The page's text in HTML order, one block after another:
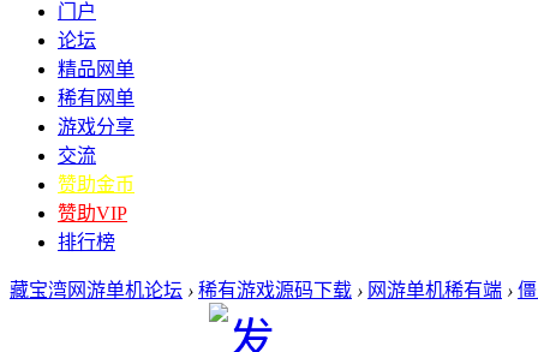
门户
论坛
精品网单
稀有网单
游戏分享
交流
赞助金币
赞助VIP
排行榜
藏宝湾网游单机论坛 › 稀有游戏源码下载 › 网游单机稀有端 ›